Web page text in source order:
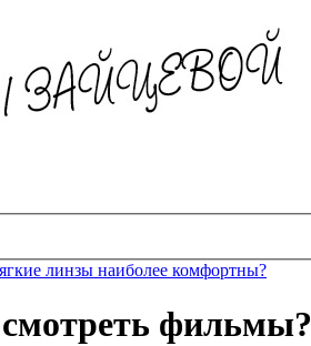
линзы наиболее комфортны?
фильмы?